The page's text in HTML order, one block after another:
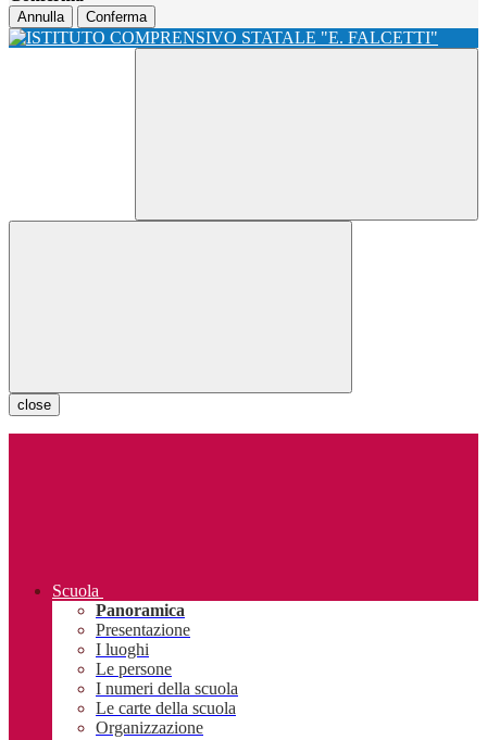
Annulla Conferma
close
Scuola
Panoramica
Presentazione
I luoghi
Le persone
I numeri della scuola
Le carte della scuola
Organizzazione